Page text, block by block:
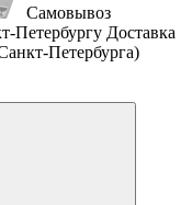
Самовывоз
Петербургу Доставка
Петербурга)